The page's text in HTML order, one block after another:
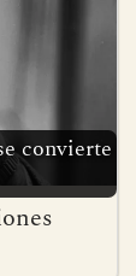
convierte